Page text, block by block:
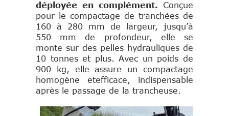
déployée en complément. Conçue
pour le compactage de tranchées de
160 à 280 mm de largeur, jusqu’à
550 mm de profondeur, elle se
monte sur des pelles hydrauliques de
10 tonnes et plus. Avec un poids de
900 kg, elle assure un compactage
homogène etefficace, indispensable
après le passage de la trancheuse.